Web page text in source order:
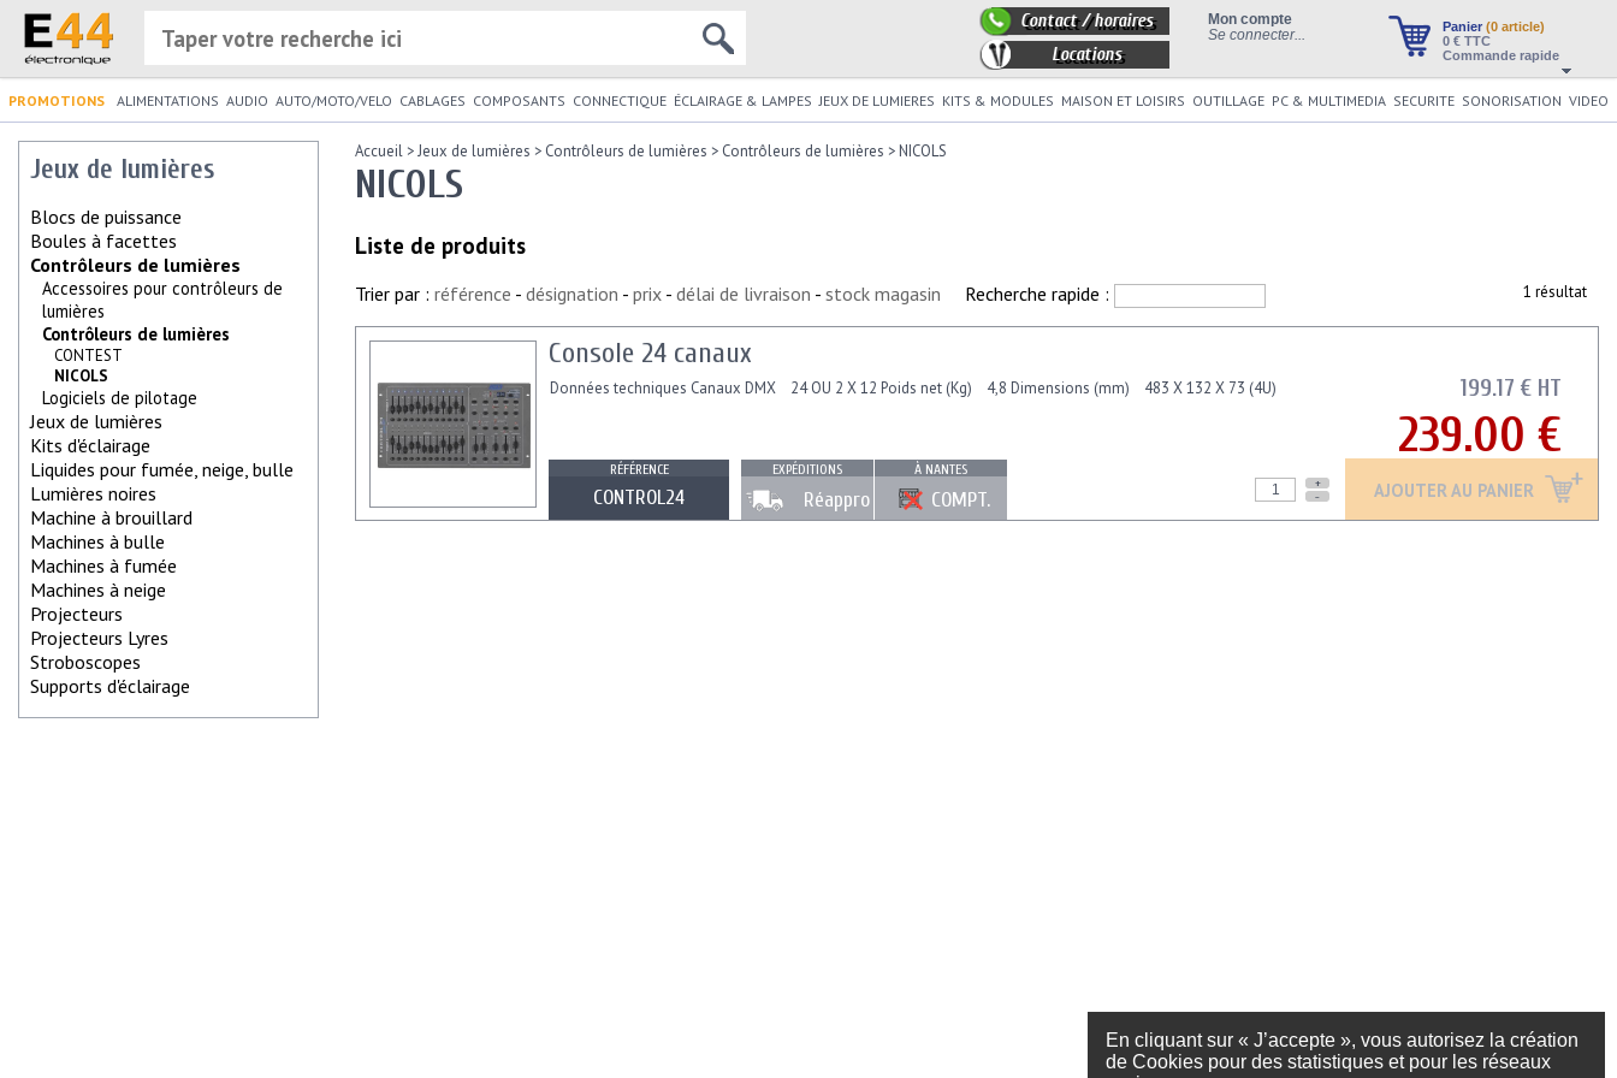
En cliquant sur « J’accepte », vous autorisez la création
de Cookies pour des statistiques et pour les réseaux
Panier (0 article)
0 € TTC
Commande rapide
Mon compte
Se connecter...
Contact / horaires
Locations
PROMOTIONS ALIMENTATIONS AUDIO AUTO/MOTO/VELO CABLAGES COMPOSANTS CONNECTIQUE ÉCLAIRAGE & LAMPES JEUX DE LUMIERES KITS & MODULES MAISON ET LOISIRS OUTILLAGE PC & MULTIMEDIA SECURITE SONORISATION VIDEO
Jeux de lumières
Blocs de puissance
Boules à facettes
Contrôleurs de lumières
Accessoires pour contrôleurs de
lumières
Contrôleurs de lumières
CONTEST
NICOLS
Logiciels de pilotage
Jeux de lumières
Kits d'éclairage
Liquides pour fumée, neige, bulle
Lumières noires
Machine à brouillard
Machines à bulle
Machines à fumée
Machines à neige
Projecteurs
Projecteurs Lyres
Stroboscopes
Supports d'éclairage
Accueil >Jeux de lumières > Contrôleurs de lumières > Contrôleurs de lumières >NICOLS
NICOLS
Liste de produits
1 résultat
Trier par : référence - désignation - prix - délai de livraison - stock magasin Recherche rapide :
199.17 € HT
239.00 €
AJOUTER AU PANIER
Console 24 canaux
Données techniques Canaux DMX 24 OU 2 X 12 Poids net (Kg) 4,8 Dimensions (mm) 483 X 132 X 73 (4U)
RÉFÉRENCE
CONTROL24
EXPÉDITIONS
Réappro
À NANTES
COMPT.
+
-